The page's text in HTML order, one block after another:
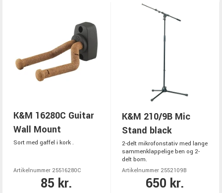
K&M 16280C Guitar
Wall Mount
Sort med gaffel i kork .
Artikelnummer 25516280C
85 kr.
K&M 210/9B Mic
Stand black
2-delt mikrofonstativ med lange
sammenklappelige ben og 2-
delt bom.
Artikelnummer 2552109B
650 kr.